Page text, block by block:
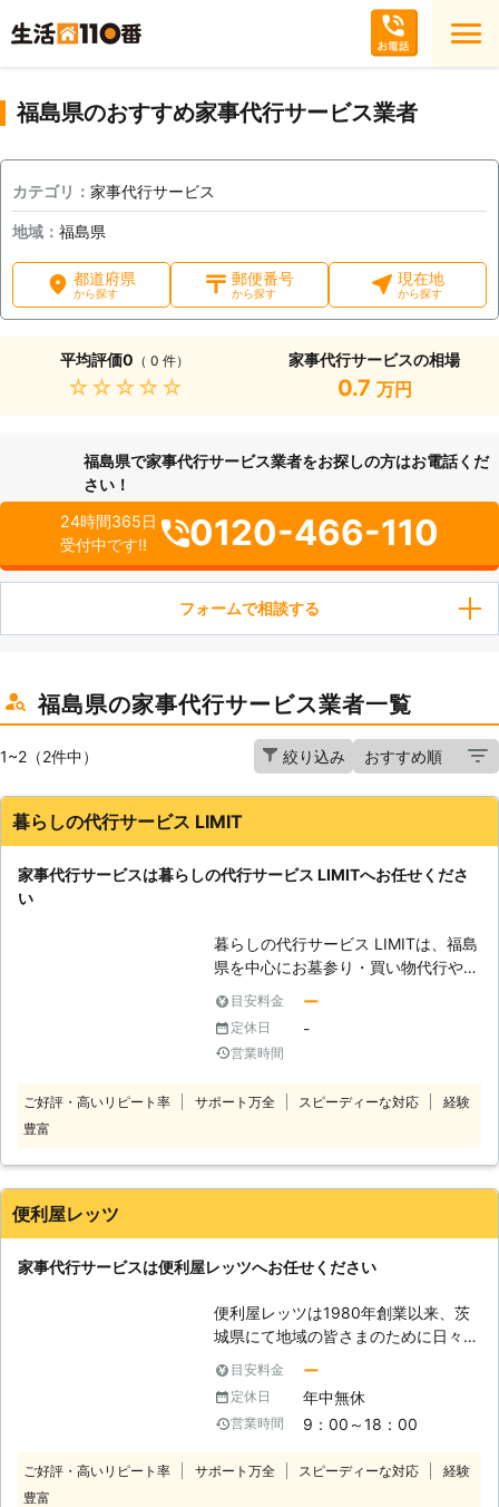
福島県のおすすめ家事代行サービス業者
カテゴリ： 家事代行サービス
地域： 福島県
都道府県
から探す
郵便番号
から探す
現在地
から探す
平均評価0 （ 0 件）
★★★★★
家事代行サービスの相場
0.7 万円
福島県で家事代行サービス業者をお探しの方はお電話くだ
さい！
24時間365日
受付中です!!
0120-466-110
フォームで相談する
福島県の家事代行サービス業者一覧
1~2（2件中） 絞り込み
暮らしの代行サービス LIMIT
家事代行サービスは暮らしの代行サービス LIMITへお任せくださ
い
暮らしの代行サービス LIMITは、福島
県を中心にお墓参り・買い物代行や、
窓ガラスフィルム施工などを承ってい
る会社です。 お客様との出会いや信
頼関係を大切に仕事に励んでいます。
皆様のお役に立てることが私たちの喜
なときは、暮らしの代行サービス
行を依頼したいとき。 暮らしの代行
しっかりとおこなっています。 事前
見積もりを行うことによって皆様に安
心してご利用いただければと思ってい
ます。 丁寧に仕事をおこないますの
で、暮らしの代行サービス LIMITへご
相談ください。
目安料金 ー
定休日 -
営業時間
ご好評・高いリピート率 サポート万全 スピーディーな対応
経験
豊富
便利屋レッツ
家事代行サービスは便利屋レッツへお任せください
便利屋レッツは1980年創業以来、茨
城県にて地域の皆さまのために日々頑
張っている町の便利屋です。 不用品
回収・リサイクル、遺品整理、草刈
り、剪定、ハチ駆除、引越し、エアコ
ン工事、ハウスクリーニング、家事代
の経験で培ったノウハウを存分に生か
目安料金 ー
定休日 年中無休
営業時間 9：00～18：00
ご好評・高いリピート率 サポート万全 スピーディーな対応
経験
豊富